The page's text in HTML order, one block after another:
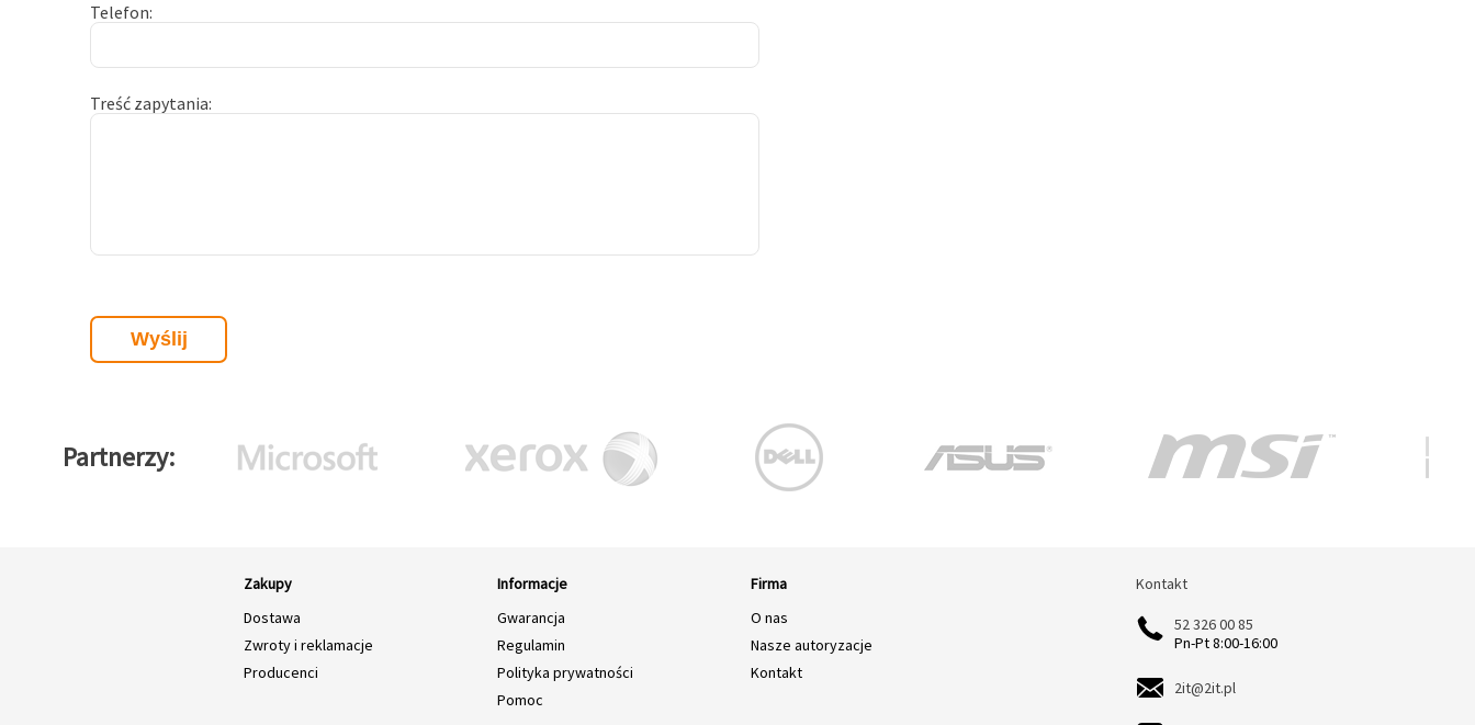
Telefon
Treść zapytania
Partnerzy
Zakupy
Dostawa
Zwroty i reklamacje
Producenci
Informacje
Gwarancja
Regulamin
Polityka prywatności
Pomoc
Firma
O nas
Nasze autoryzacje
Kontakt
Kontakt
Kontakt
52 326 00 85
Pn-Pt 8:00-16:00
2it@2it.pl